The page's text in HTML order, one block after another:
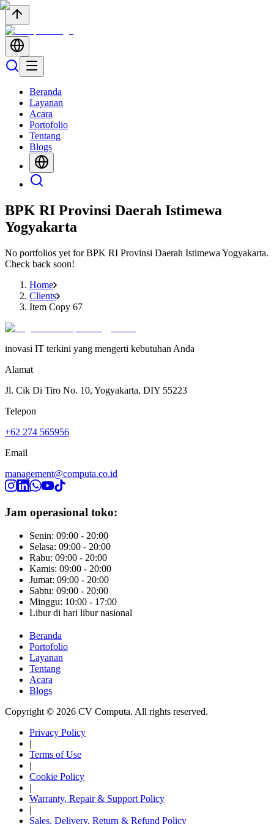
Beranda
Layanan
Acara
Portofolio
Tentang
Blogs
BPK RI Provinsi Daerah Istimewa
Yogyakarta
No portfolios yet forBPK RI Provinsi Daerah Istimewa Yogyakarta.
Check back soon!
Home
Clients
Item Copy 67
inovasi IT terkini yang mengerti kebutuhan Anda
Alamat
Jl. Cik Di Tiro No. 10, Yogyakarta, DIY 55223
Telepon
+62 274 565956
Email
management@computa.co.id
Jam operasional toko:
Senin: 09:00 - 20:00
Selasa: 09:00 - 20:00
Rabu: 09:00 - 20:00
Kamis: 09:00 - 20:00
Jumat: 09:00 - 20:00
Sabtu: 09:00 - 20:00
Minggu: 10:00 - 17:00
Libur di hari libur nasional
Beranda
Portofolio
Layanan
Tentang
Acara
Blogs
Copyright © 2026 CV Computa. All rights reserved.
Privacy Policy
|
Terms of Use
|
Cookie Policy
|
Warranty, Repair & Support Policy
|
Sales, Delivery, Return & Refund Policy